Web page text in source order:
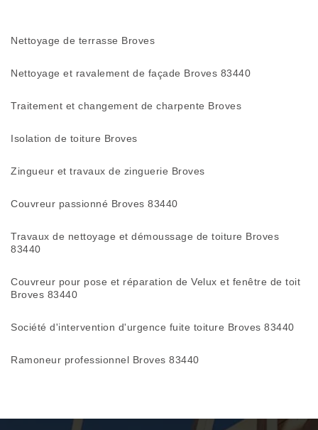
Nettoyage de terrasse Broves
Nettoyage et ravalement de façade Broves 83440
Traitement et changement de charpente Broves
Isolation de toiture Broves
Zingueur et travaux de zinguerie Broves
Couvreur passionné Broves 83440
Travaux de nettoyage et démoussage de toiture Broves
83440
Couvreur pour pose et réparation de Velux et fenêtre de toit
Broves 83440
Société d'intervention d'urgence fuite toiture Broves 83440
Ramoneur professionnel Broves 83440